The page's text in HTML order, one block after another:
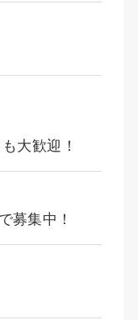
大歓迎！
募集中！